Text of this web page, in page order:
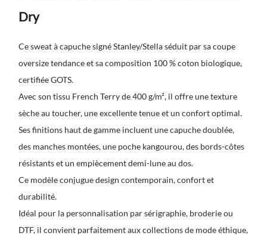
Dry
Ce sweat à capuche signé Stanley/Stella séduit par sa coupe
oversize tendance et sa composition 100 % coton biologique,
certifiée GOTS.
Avec son tissu French Terry de 400 g/m², il offre une texture
sèche au toucher, une excellente tenue et un confort optimal.
Ses finitions haut de gamme incluent une capuche doublée,
des manches montées, une poche kangourou, des bords-côtes
résistants et un empiècement demi-lune au dos.
Ce modèle conjugue design contemporain, confort et
durabilité.
Idéal pour la personnalisation par sérigraphie, broderie ou
DTF, il convient parfaitement aux collections de mode éthique,